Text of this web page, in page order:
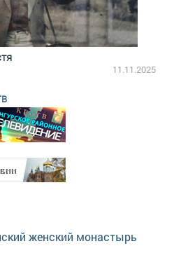
11.11.2025
женский монастырь